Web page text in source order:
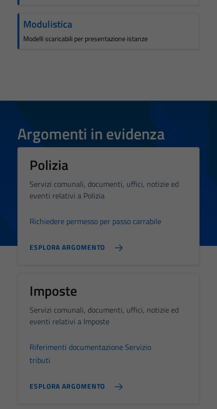
Modulistica
Modelli scaricabili per presentazione istanze
Argomenti in evidenza
Polizia
Servizi comunali, documenti, uffici, notizie ed
eventi relativi a Polizia
Richiedere permesso per passo carrabile
ESPLORA ARGOMENTO
Imposte
Servizi comunali, documenti, uffici, notizie ed
eventi relativi a Imposte
Riferimenti documentazione Servizio
tributi
ESPLORA ARGOMENTO
Tecnici
essere
non raccolgono
informazioni